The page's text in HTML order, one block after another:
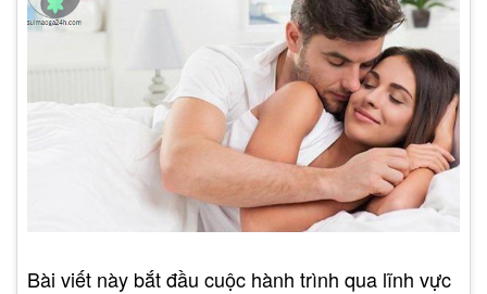
Bài viết này bắt đầu cuộc hành trình qua lĩnh vực